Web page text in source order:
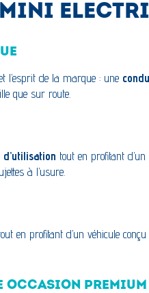
l’esprit de la marque : une
que sur route.
tout en profitant
à l’usure.
tout en profitant d’un véhicule
OCCASION PREMIUM